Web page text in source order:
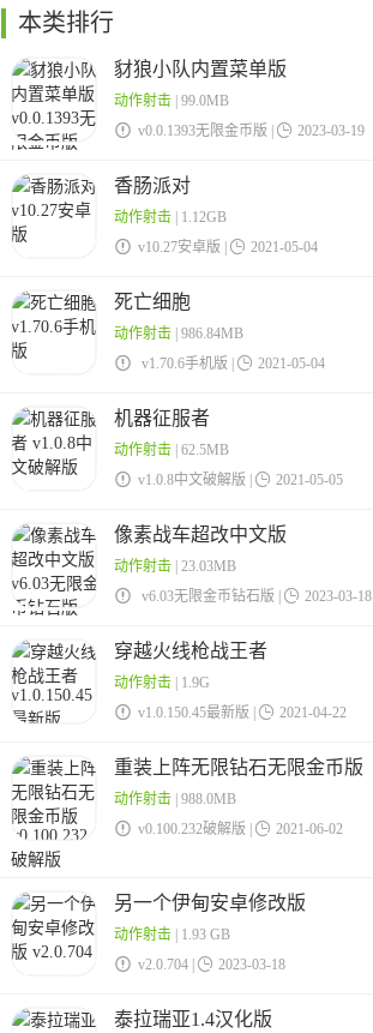
本类排行
豺狼小队内置菜单版
动作射击| 99.0MB
 v0.0.1393无限金币版 |  2023-03-19
香肠派对
动作射击| 1.12GB
 v10.27安卓版 |  2021-05-04
死亡细胞
动作射击| 986.84MB
 v1.70.6手机版 |  2021-05-04
机器征服者
动作射击| 62.5MB
 v1.0.8中文破解版 |  2021-05-05
像素战车超改中文版
动作射击| 23.03MB
 v6.03无限金币钻石版 |  2023-03-18
穿越火线枪战王者
动作射击| 1.9G
 v1.0.150.45最新版 |  2021-04-22
重装上阵无限钻石无限金币版
动作射击| 988.0MB
 v0.100.232破解版 |  2021-06-02
另一个伊甸安卓修改版
动作射击| 1.93 GB
 v2.0.704 |  2023-03-18
泰拉瑞亚1.4汉化版